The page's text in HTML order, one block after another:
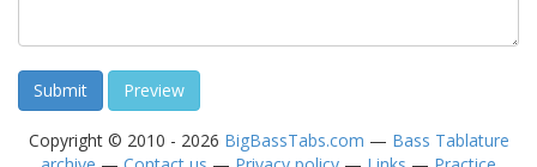
Copyright © 2010 - 2026 BigBassTabs.com — Bass Tablature